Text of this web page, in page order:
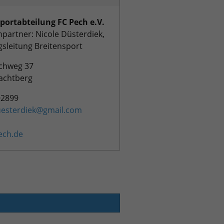
FC Pech e.V.
Nicole Düsterdiek,
Breitensport
37